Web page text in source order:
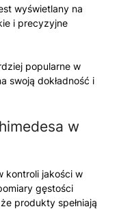
wyświetlany na
i precyzyjne
popularne w
swoją dokładność i
w
kontroli jakości w
gęstości
produkty spełniają